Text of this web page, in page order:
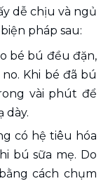
dễ chịu và ngủ
pháp sau:
bé bú đều đặn,
Khi bé đã bú
vài phút để
dày.
có hệ tiêu hóa
bú sữa mẹ. Do
cách chụm